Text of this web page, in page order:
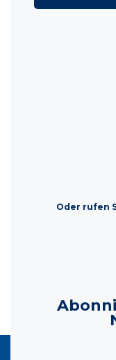
Oder rufen